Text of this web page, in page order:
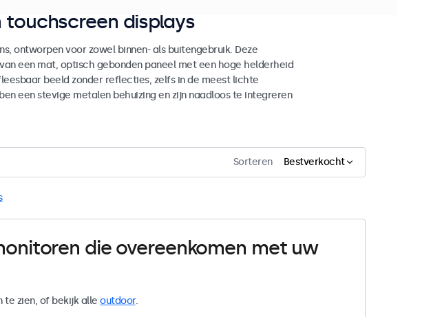
displays
ontworpen voor zowel binnen- als buitengebruik. Deze
een mat, optisch gebonden paneel met een hoge helderheid
beeld zonder reflecties, zelfs in de meest lichte
een stevige metalen behuizing en zijn naadloos te integreren
Sorteren Bestverkocht
die overeenkomen met uw
te zien, of bekijk alle outdoor.